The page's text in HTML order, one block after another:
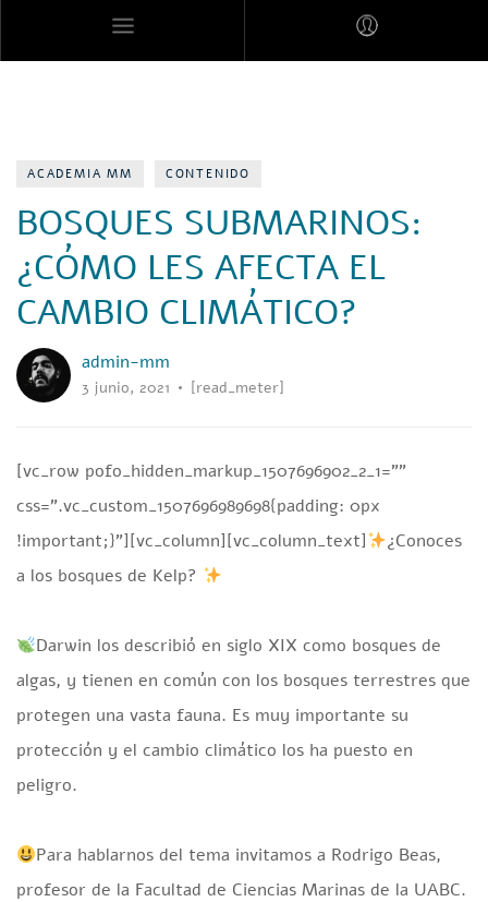
ACADEMIA MM CONTENIDO
BOSQUES SUBMARINOS:
¿CÓMO LES AFECTA EL
CAMBIO CLIMÁTICO?
admin-mm
3 junio, 2021 [read_meter]
[vc_row pofo_hidden_markup_1507696902_2_1=””
css=”.vc_custom_1507696989698{padding: 0px
!important;}”][vc_column][vc_column_text]
¿Conoces
a los bosques de Kelp?
Darwin los describió en siglo XIX como bosques de
algas, y tienen en común con los bosques terrestres que
protegen una vasta fauna. Es muy importante su
protección y el cambio climático los ha puesto en
peligro.
Para hablarnos del tema invitamos a Rodrigo Beas,
profesor de la Facultad de Ciencias Marinas de la UABC.